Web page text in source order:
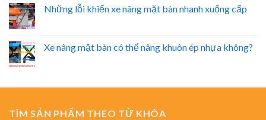
Những lỗi khiến xe nâng mặt bàn nhanh xuống cấp
Xe nâng mặt bàn có thể nâng khuôn ép nhựa không?
TÌM SẢN PHẨM THEO TỪ KHÓA